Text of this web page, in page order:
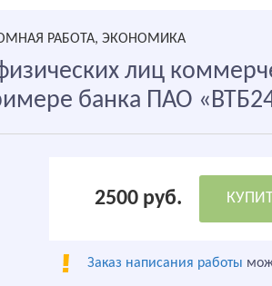
РАБОТА, ЭКОНОМИКА
лиц
банка ПАО
2500 руб.
Заказ написания работы